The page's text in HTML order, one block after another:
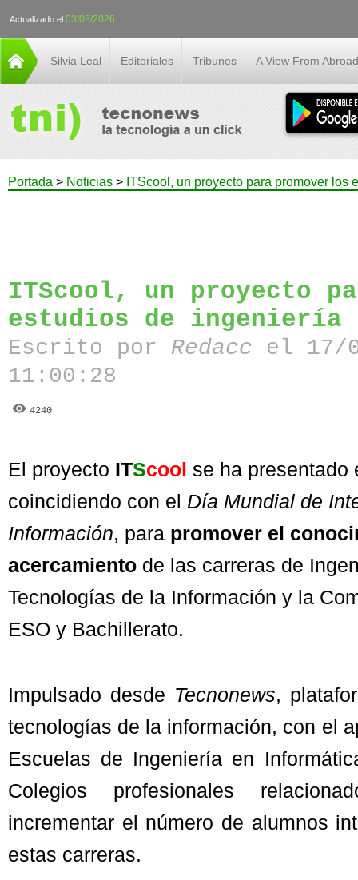
Actualizado el 03/08/2026
Silvia Leal Editoriales Tribunes A View From Abroad
Portada > Noticias > ITScool, un proyecto para promover
ITScool, un proyecto
estudios de ingeniería
Escrito por Redacc el 17/
11:00:28
4240
El proyecto ITScool se ha presentado
coincidiendo con el Día Mundial de
Información, para promover el
acercamiento de las carreras de
Tecnologías de la Información y la
ESO y Bachillerato.
Impulsado desde Tecnonews,
tecnologías de la información, con el
Escuelas de Ingeniería en
Colegios profesionales
incrementar el número de alumnos
estas carreras.